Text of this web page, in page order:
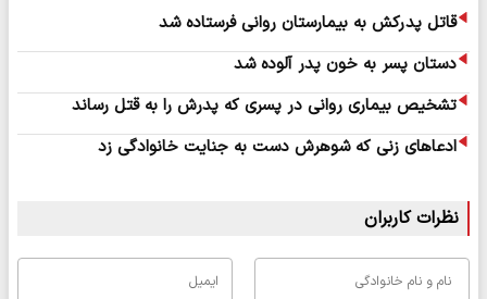
قاتل پدرکش به بیمارستان روانی فرستاده شد
دستان پسر به خون پدر آلوده شد
تشخیص بیماری روانی در پسری که پدرش را به قتل رساند
ادعاهای زنی که شوهرش دست به جنایت خانوادگی زد
نظرات کاربران